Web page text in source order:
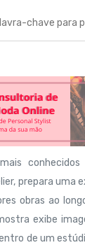
prepara uma
obras ao
exibe
de um